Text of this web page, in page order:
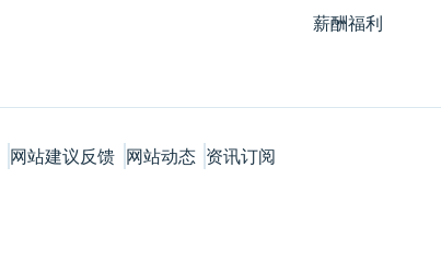
薪酬福利
网站建议反馈 网站动态 资讯订阅